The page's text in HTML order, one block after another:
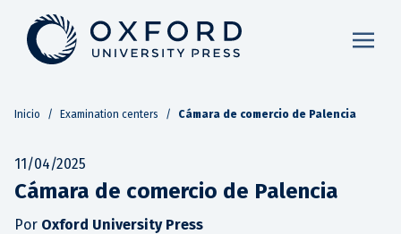
Inicio / Examination centers / Cámara de comercio de Palencia
11/04/2025
Cámara de comercio de Palencia
Por Oxford University Press